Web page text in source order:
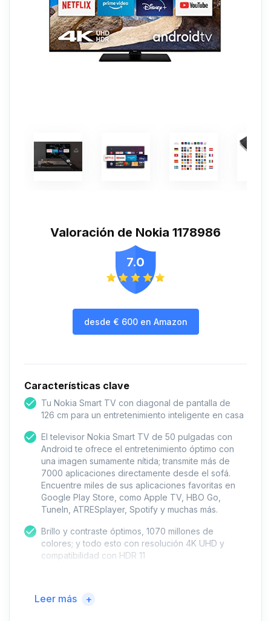
Valoración de Nokia 1178986
7.0
desde € 600en Amazon
Características clave
Tu Nokia Smart TV con diagonal de pantalla de
126 cm para un entretenimiento inteligente en casa
El televisor Nokia Smart TV de 50 pulgadas con
Android te ofrece el entretenimiento óptimo con
una imagen sumamente nítida; transmite más de
7000 aplicaciones directamente desde el sofá.
Encuentre miles de sus aplicaciones favoritas en
Google Play Store, como Apple TV, HBO Go,
TuneIn, ATRESplayer, Spotify y muchas más.
Brillo y contraste óptimos, 1070 millones de
colores; y todo esto con resolución 4K UHD y
compatibilidad con HDR 11
tanto la clásica recepción por cable como por
Leer más +